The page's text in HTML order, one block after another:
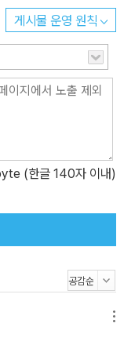
. 책장을 넘기다 보면
들어갑니다. 작은 휴
며 너른 바다를 느낄
게시물 운영 원칙
(한글 140자 이내)